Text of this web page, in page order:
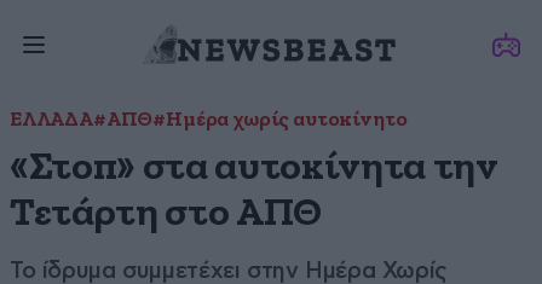
ΕΛΛΑΔΑ#ΑΠΘ#Ημέρα χωρίς αυτοκίνητο
«Στοπ» στα αυτοκίνητα την
Τετάρτη στο ΑΠΘ
Το ίδρυμα συμμετέχει στην Ημέρα Χωρίς